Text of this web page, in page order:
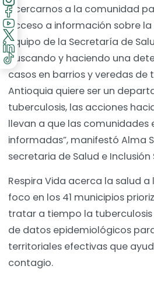
acercarnos a la comunidad
acceso a información sobre la
equipo de la Secretaría de
buscando y haciendo una
casos en barrios y veredas de
Antioquia quiere ser un
tuberculosis, las acciones
llevan a que las comunidades
informadas”, manifestó Alma
secretaria de Salud e Inclusión
Respira Vida acerca la salud
foco en los 41 municipios
tratar a tiempo la
de datos epidemiológicos
territoriales efectivas que
contagio.